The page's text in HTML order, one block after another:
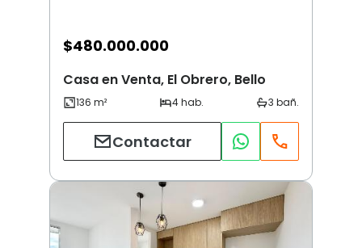
$480.000.000
Casa en Venta, El Obrero, Bello
Contactar